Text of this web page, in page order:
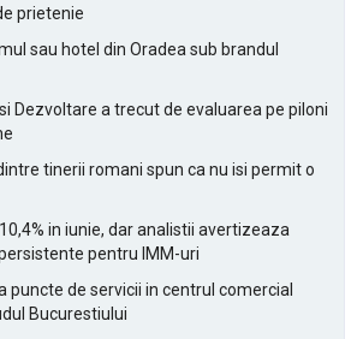
prietenie
sau hotel din Oradea sub brandul
Dezvoltare a trecut de evaluarea pe piloni
tinerii romani spun ca nu isi permit o
in iunie, dar analistii avertizeaza
pentru IMM-uri
puncte de servicii in centrul comercial
Bucurestiului